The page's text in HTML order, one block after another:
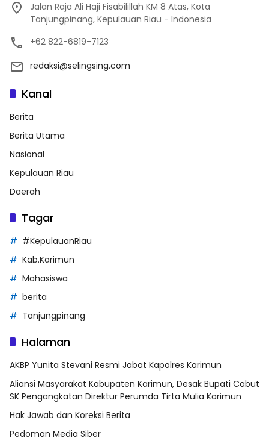
Jalan Raja Ali Haji Fisabilillah KM 8 Atas, Kota
Tanjungpinang, Kepulauan Riau - Indonesia
+62 822-6819-7123
redaksi@selingsing.com
Kanal
Berita
Berita Utama
Nasional
Kepulauan Riau
Daerah
Tagar
#KepulauanRiau
Kab.Karimun
Mahasiswa
berita
Tanjungpinang
Halaman
AKBP Yunita Stevani Resmi Jabat Kapolres Karimun
Aliansi Masyarakat Kabupaten Karimun, Desak Bupati Cabut
SK Pengangkatan Direktur Perumda Tirta Mulia Karimun
Hak Jawab dan Koreksi Berita
Pedoman Media Siber